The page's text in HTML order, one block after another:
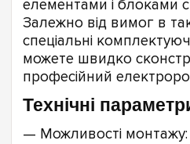
елементами і блоками
Залежно від вимог в
спеціальні
можете швидко
професійний
Технічні
— Можливості монтажу: